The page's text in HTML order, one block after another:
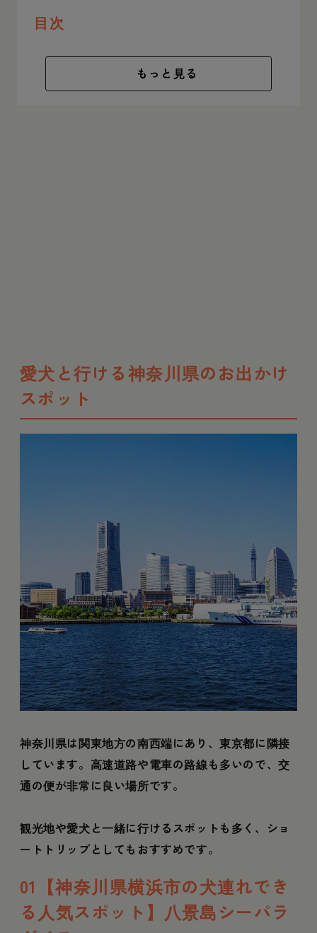
目次
もっと見る
愛犬と行ける神奈川県のお出かけ
スポット
神奈川県は関東地方の南西端にあり、東京都に隣接
しています。高速道路や電車の路線も多いので、交
通の便が非常に良い場所です。
観光地や愛犬と一緒に行けるスポットも多く、ショ
ートトリップとしてもおすすめです。
01【神奈川県横浜市の犬連れでき
る人気スポット】八景島シーパラ